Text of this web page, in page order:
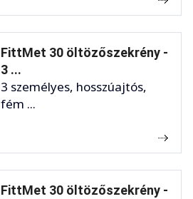
FittMet 30 öltözőszekrény -
3 ...
3 személyes, hosszúajtós,
fém ...
FittMet 30 öltözőszekrény -